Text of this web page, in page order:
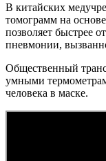
В китайских
томограмм на
позволяет быстрее
пневмонии,
Общественный
умными
человека в маске.